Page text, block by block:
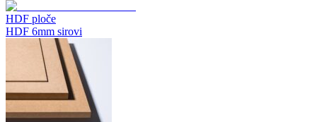
HDF ploče
HDF 6mm sirovi